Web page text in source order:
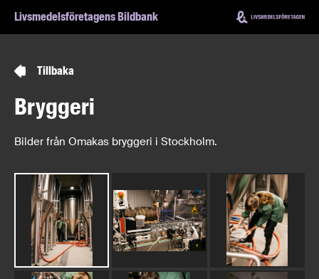
Livsmedelsföretagens Bildbank
Tillbaka
Bryggeri
Bilder från Omakas bryggeri i Stockholm.